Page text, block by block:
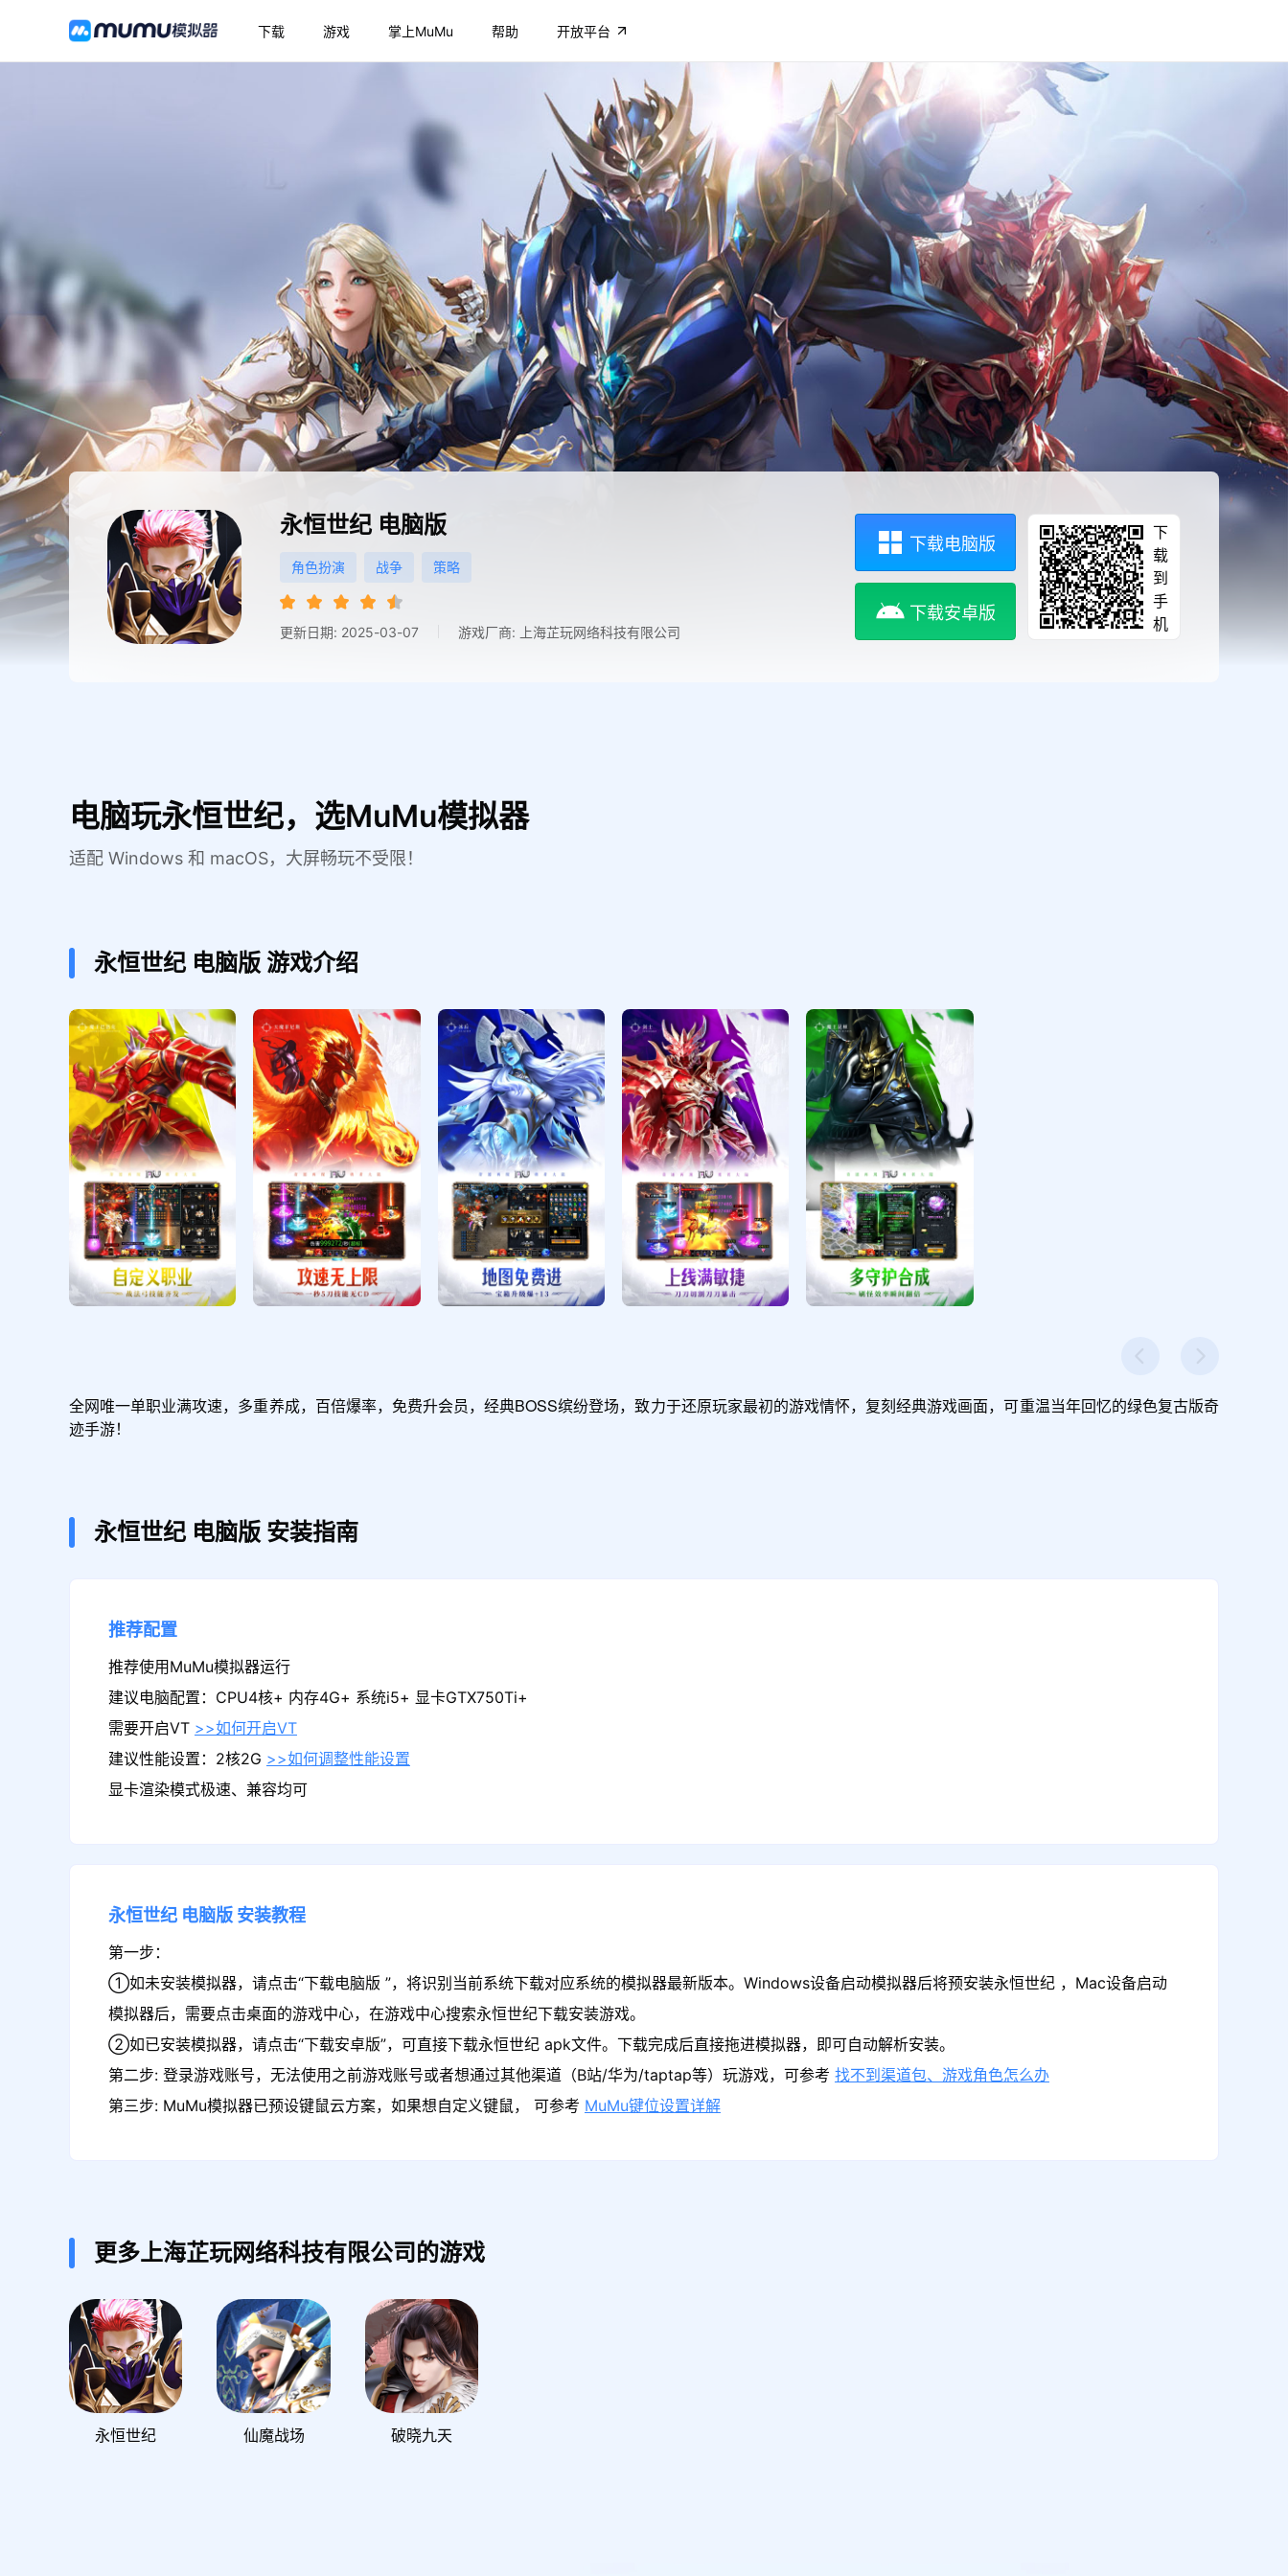
下载 游戏 掌上MuMu 帮助 开放平台
永恒世纪 电脑版
角色扮演 战争 策略
更新日期: 2025-03-07 游戏厂商: 上海芷玩网络科技有限公司
下载电脑版
下载安卓版
下
载
到
手
机
电脑玩永恒世纪，选MuMu模拟器
适配 Windows 和 macOS，大屏畅玩不受限！
永恒世纪 电脑版 游戏介绍
全网唯一单职业满攻速，多重养成，百倍爆率，免费升会员，经典BOSS缤纷登场，致力于还原玩家最初的游戏情怀，复刻经典游戏画面，可重温当年回忆的绿色复古版奇
迹手游！
永恒世纪 电脑版 安装指南
推荐配置
推荐使用MuMu模拟器运行
建议电脑配置：CPU4核+ 内存4G+ 系统i5+ 显卡GTX750Ti+
需要开启VT >>如何开启VT
建议性能设置：2核2G >>如何调整性能设置
显卡渲染模式极速、兼容均可
永恒世纪 电脑版 安装教程
第一步：
①如未安装模拟器，请点击“下载电脑版 ”，将识别当前系统下载对应系统的模拟器最新版本。Windows设备启动模拟器后将预安装永恒世纪 ，Mac设备启动
模拟器后，需要点击桌面的游戏中心，在游戏中心搜索永恒世纪下载安装游戏。
②如已安装模拟器，请点击“下载安卓版”，可直接下载永恒世纪 apk文件。下载完成后直接拖进模拟器，即可自动解析安装。
第二步: 登录游戏账号，无法使用之前游戏账号或者想通过其他渠道（B站/华为/taptap等）玩游戏，可参考 找不到渠道包、游戏角色怎么办
第三步: MuMu模拟器已预设键鼠云方案，如果想自定义键鼠， 可参考 MuMu键位设置详解
更多上海芷玩网络科技有限公司的游戏
永恒世纪 仙魔战场 破晓九天